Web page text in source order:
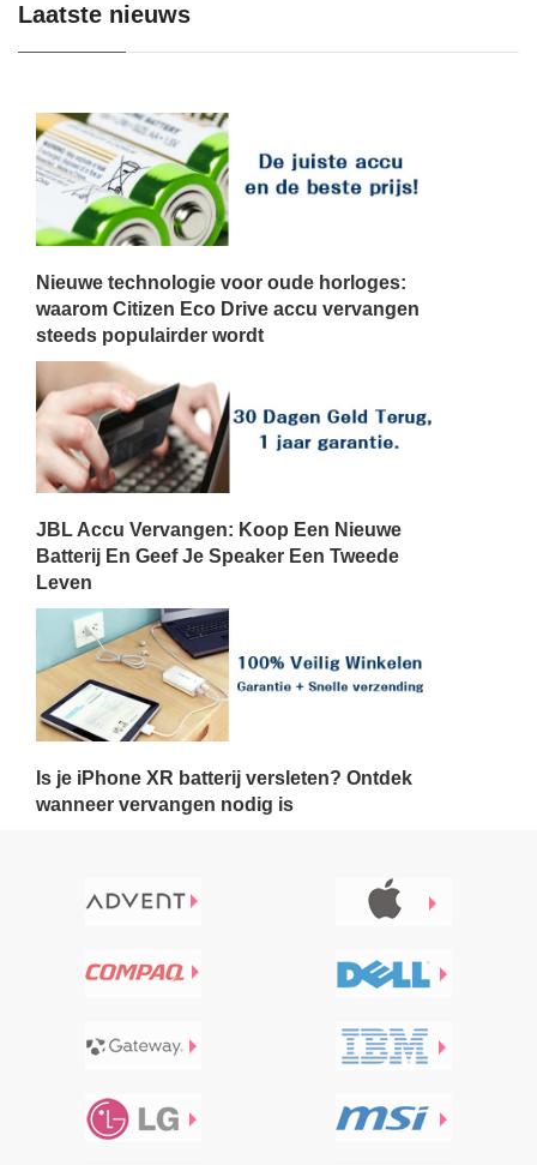
Laatste nieuws
Nieuwe technologie voor oude horloges:
waarom Citizen Eco Drive accu vervangen
steeds populairder wordt
JBL Accu Vervangen: Koop Een Nieuwe
Batterij En Geef Je Speaker Een Tweede
Leven
Is je iPhone XR batterij versleten? Ontdek
wanneer vervangen nodig is